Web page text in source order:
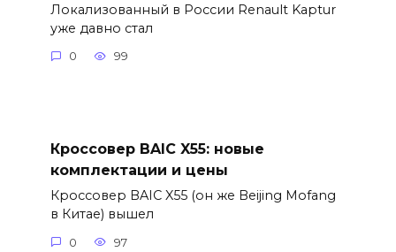
Локализованный в России Renault Kaptur
уже давно стал
0 99
Кроссовер BAIC X55: новые
комплектации и цены
Кроссовер BAIC X55 (он же Beijing Mofang
в Китае) вышел
0 97